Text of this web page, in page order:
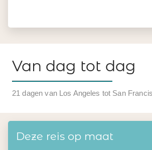
Van dag tot dag
21 dagen van Los Angeles tot San
Deze reis op maat